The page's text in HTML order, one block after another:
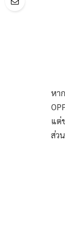
หา
แต่
ส่ว